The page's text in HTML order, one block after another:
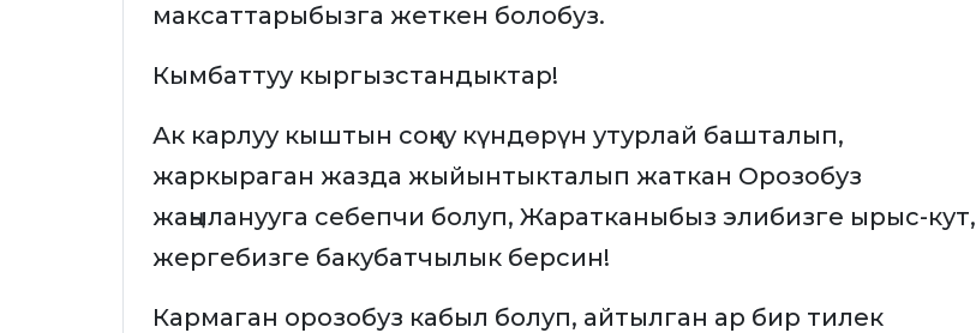
максаттарыбызга жеткен болобуз.
Кымбаттуу кыргызстандыктар!
Ак карлуу кыштын соңку күндөрүн утурлай башталып,
жаркыраган жазда жыйынтыкталып жаткан Орозобуз
жаңыланууга себепчи болуп, Жаратканыбыз элибизге ырыс-кут,
жергебизге бакубатчылык берсин!
Кармаган орозобуз кабыл болуп, айтылган ар бир тилек